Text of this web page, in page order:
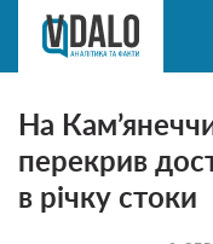
На
перекрив
в річку стоки